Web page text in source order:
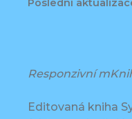
Poslední
Responzivní
Editovaná kniha